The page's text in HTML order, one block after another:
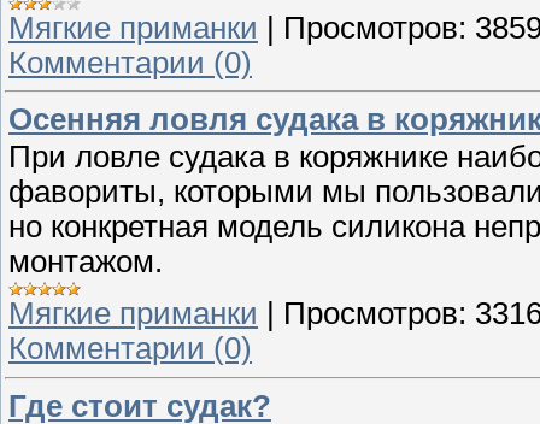
Мягкие приманки | Просмотров:
Комментарии (0)
Осенняя ловля судака в
При ловле судака в коряжнике
фавориты, которыми мы
но конкретная модель силикона
монтажом.
Мягкие приманки
Просмотров:
Комментарии (0)
Где стоит судак?